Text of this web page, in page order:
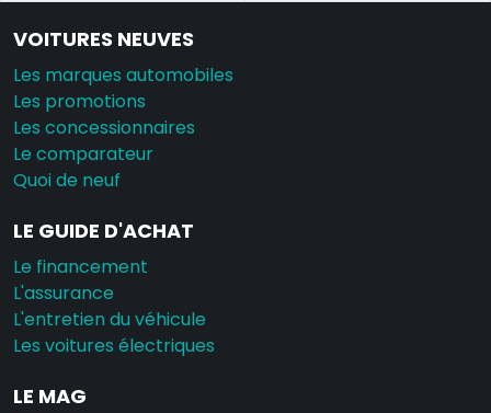
VOITURES NEUVES
Les marques automobiles
Les promotions
Les concessionnaires
Le comparateur
Quoi de neuf
LE GUIDE D'ACHAT
Le financement
L'assurance
L'entretien du véhicule
Les voitures électriques
LE MAG